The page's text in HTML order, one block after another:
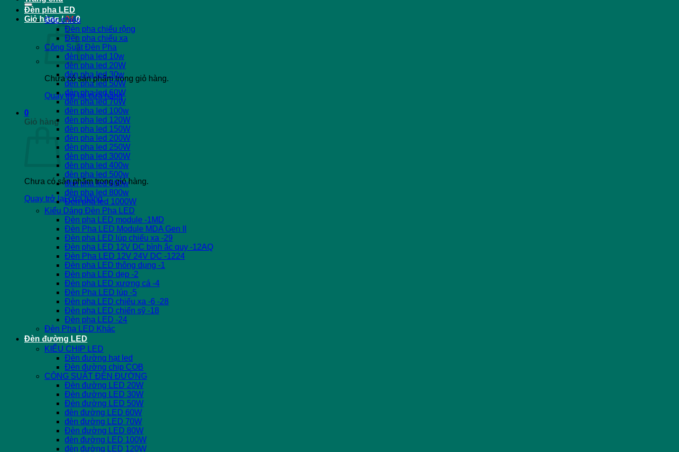
Giỏ hàng /0₫ 0
Chưa có sản phẩm trong giỏ hàng.
Quay trở lại cửa hàng
0
Giỏ hàng
Chưa có sản phẩm trong giỏ hàng.
Quay trở lại cửa hàng
Đèn pha LED
Góc chiếu
Đèn pha chiếu rộng
Đèn pha chiếu xa
Công Suất Đèn Pha
đèn pha led 10w
đèn pha led 20W
đèn pha led 30w
đèn pha led 50W
đèn pha led 60W
đèn pha led 70W
đèn pha led 100w
đèn pha led 120W
đèn pha led 150W
đèn pha led 200W
đèn pha led 250W
đèn pha led 300W
đèn pha led 400w
đèn pha led 500w
đèn pha led 600w
đèn pha led 800w
Đèn pha led 1000W
Kiểu Dáng Đèn Pha LED
Đèn pha LED module -1MD
Đèn Pha LED Module MDA Gen II
Đèn pha LED lúp chiếu xa -29
Đèn pha LED 12V DC bình ắc quy -12AQ
Đèn Pha LED 12V 24V DC -1224
Đèn pha LED thông dụng -1
Đèn pha LED dẹp -2
Đèn pha LED xương cá -4
Đèn Pha LED lúp -5
Đèn pha LED chiếu xa -6 -28
Đèn pha LED chiến sỹ -18
Đèn pha LED -24
Đèn Pha LED Khác
Đèn đường LED
KIỂU CHIP LED
Đèn đường hạt led
Đèn đường chip COB
CÔNG SUẤT ĐÈN ĐƯỜNG
Đèn đường LED 20W
Đèn đường LED 30W
Đèn đường LED 50W
đèn đường LED 60W
đèn đường LED 70W
Đèn đường LED 80W
đèn đường LED 100W
đèn đường LED 120W